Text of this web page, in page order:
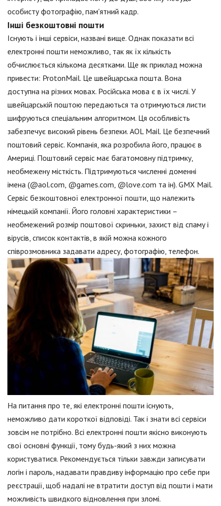
особисту фотографію, пам'ятний кадр.
Інші безкоштовні пошти
Існують і інші сервіси, названі вище. Однак показати всі
електронні пошти неможливо, так як їх кількість
обчислюється кількома десятками. Ще як приклад можна
привести: ProtonMail. Це швейцарська пошта. Вона
доступна на різних мовах. Російська мова є в їх числі. У
швейцарській поштою передаються та отримуються листи
шифруються спеціальним алгоритмом. Ця особливість
забезпечує високий рівень безпеки. AOL Mail. Це безпечний
поштовий сервіс. Компанія, яка розробила його, працює в
Америці. Поштовий сервіс має багатомовну підтримку,
необмежену місткість. Підтримуються численні доменні
імена (@aol.com, @games.com, @love.com та ін). GMX Mail.
Сервіс безкоштовної електронної пошти, що належить
німецькій компанії. Його головні характеристики –
необмежений розмір поштової скриньки, захист від спаму і
вірусів, список контактів, в якій можна кожного
співрозмовника задавати адресу, фотографію, телефон.
На питання про те, які електронні пошти існують,
неможливо дати короткої відповіді. Так і знати всі сервіси
зовсім не потрібно. Всі електронні пошти якісно виконують
свої основні функції, тому будь-який з них можна
користуватися. Рекомендується тільки завжди записувати
логін і пароль, надавати правдиву інформацію про себе при
реєстрації, щоб надалі не втратити доступ від пошти і мати
можливість швидкого відновлення при зломі.